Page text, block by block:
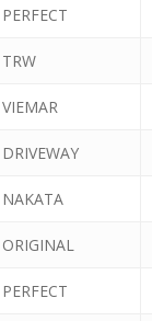
PERFECT
TRW
VIEMAR
DRIVEWAY
NAKATA
ORIGINAL
PERFECT